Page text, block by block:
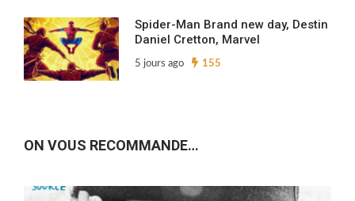
Spider-Man Brand new day, Destin
Daniel Cretton, Marvel
5 jours ago 155
ON VOUS RECOMMANDE…